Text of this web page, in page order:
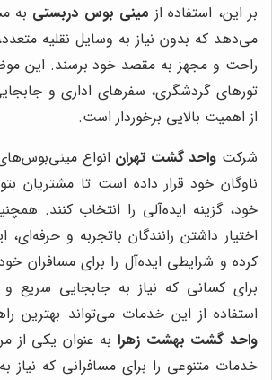
بر این، استفاده از مینی بوس دربستی به
می‌دهد که بدون نیاز به وسایل نقلیه
راحت و مجهز به مقصد خود برسند. این
تورهای گردشگری، سفرهای اداری و
از اهمیت بالایی برخوردار است.
شرکت واحد گشت تهران انواع
ناوگان خود قرار داده است تا مشتریان
خود، گزینه ایده‌آلی را انتخاب کنند.
اختیار داشتن رانندگان باتجربه و
کرده و شرایطی ایده‌آل را برای مسافران
برای کسانی که نیاز به جابجایی سریع و
استفاده از این خدمات می‌تواند بهترین
واحد گشت بهشت زهرابه عنوان یکی از
خدمات متنوعی را برای مسافرانی که نیاز